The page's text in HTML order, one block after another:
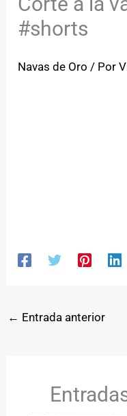
#shorts
Navas de Oro / Por
← Entrada anterior